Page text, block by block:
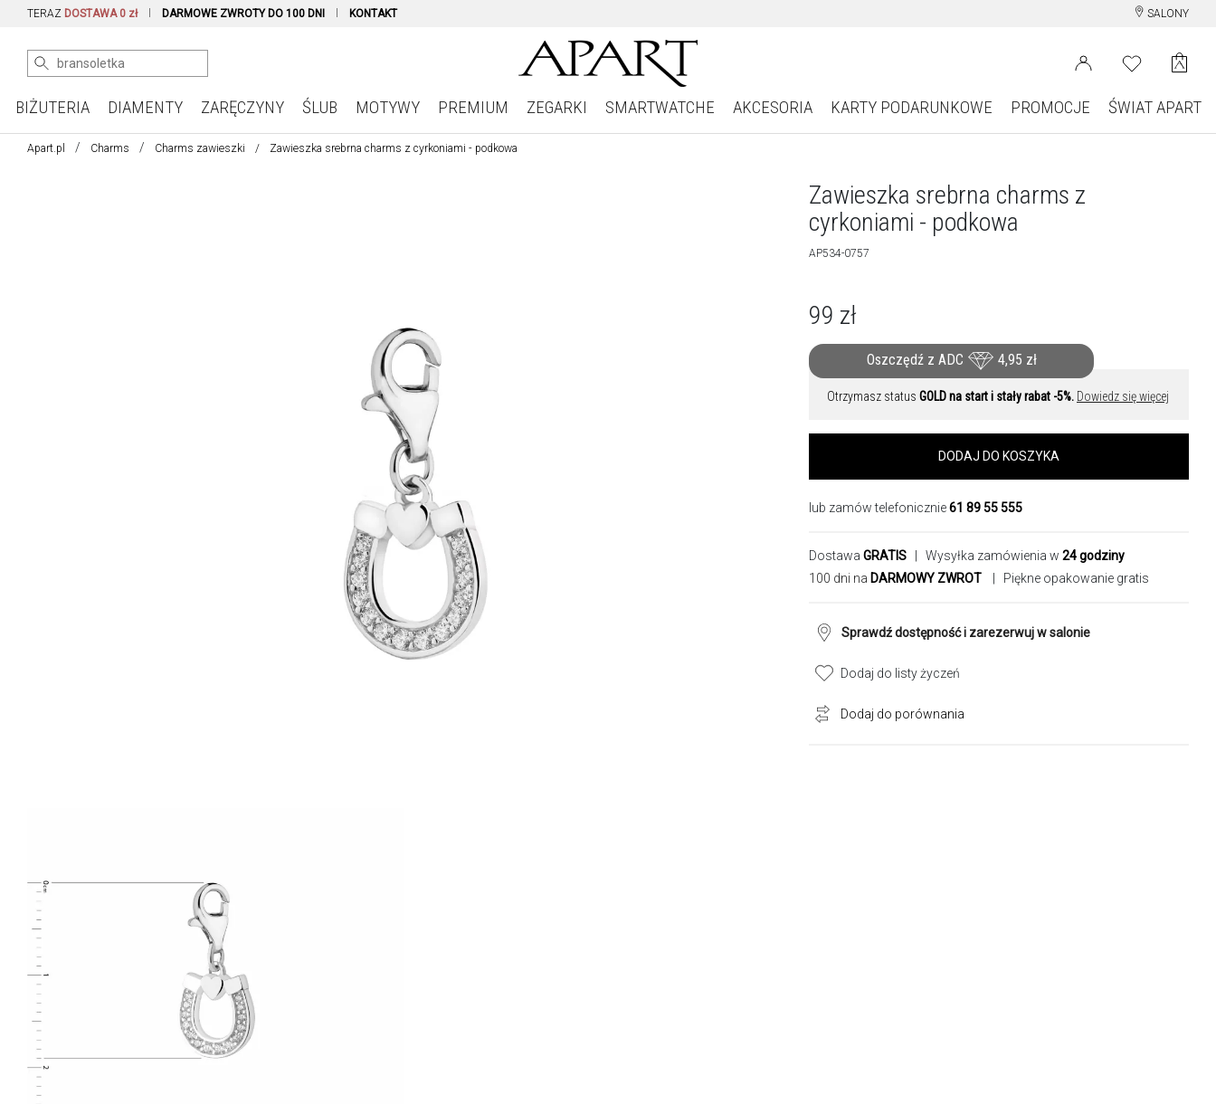
TERAZ DOSTAWA 0 zł DARMOWE ZWROTY DO 100 DNI KONTAKT SALONY
BIŻUTERIA DIAMENTY ZARĘCZYNY ŚLUB MOTYWY PREMIUM ZEGARKI SMARTWATCHE AKCESORIA KARTY PODARUNKOWE PROMOCJE ŚWIAT APART
Apart.pl Charms Charms zawieszki Zawieszka srebrna charms z cyrkoniami - podkowa
Zawieszka srebrna charms z
cyrkoniami - podkowa
AP534-0757
99 zł
Oszczędź z ADC 4,95 zł
Otrzymasz status GOLD na start i stały rabat -5%. Dowiedz się więcej
DODAJ DO KOSZYKA
lub zamów telefonicznie61 89 55 555
Dostawa GRATIS | Wysyłka zamówienia w 24 godziny
100 dni na DARMOWY ZWROT | Piękne opakowanie gratis
Sprawdź dostępność i zarezerwuj w salonie
Dodaj do listy życzeń
Dodaj do porównania